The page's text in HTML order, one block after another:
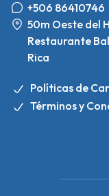
+506 86410746
50m Oeste del
Restaurante
Rica
Políticas de
Términos y